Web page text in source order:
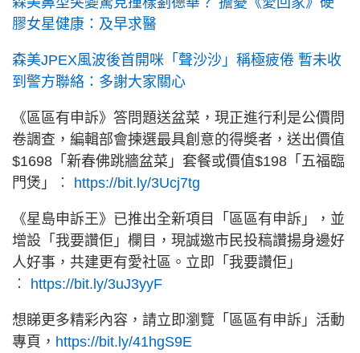
膠女星健康：及早求醫
森美JPEX風波後首開咪「聲沙沙」稱極疲倦 暫未收
到警方聯絡：多謝大家關心
《區區有申訴》答問題送盆菜，現正進行利是公價問
卷調查，編輯部會揀選最具創意的得奬者，送出價值
$1698「新春佛跳牆盆菜」套餐或價值$198「五福臨
門煲」︰ https://bit.ly/3Ucj7tg
《星島申訴王》已推出全新項目「區區有申訴」，並
增設「我要讚佢」欄目，現誠邀市民投稿讚揚身邊好
人好事，共建更有愛社區。立即「我要讚佢」
︰ https://bit.ly/3uJ3yyF
想睇更多精彩內容，請立即瀏覽「區區有申訴」活動
專頁， https://bit.ly/41hgS9E